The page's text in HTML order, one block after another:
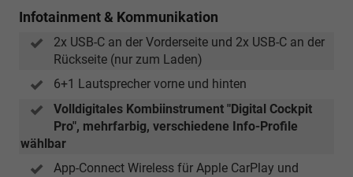
Infotainment & Kommunikation
2x USB-C an der Vorderseite und 2x USB-C an der
Rückseite (nur zum Laden)
6+1 Lautsprecher vorne und hinten
Volldigitales Kombiinstrument "Digital Cockpit
Pro", mehrfarbig, verschiedene Info-Profile
wählbar
App-Connect Wireless für Apple CarPlay und